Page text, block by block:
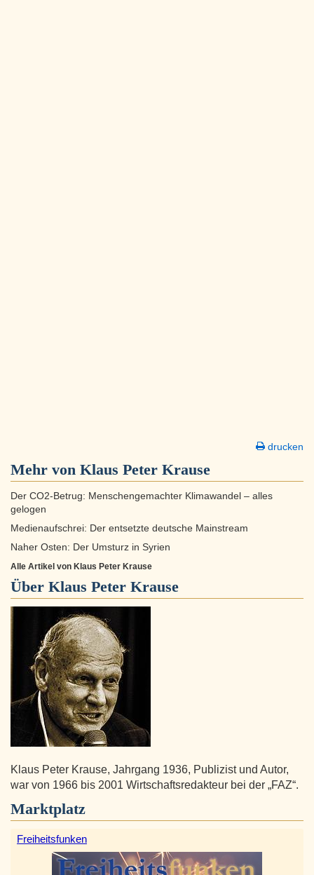
drucken
Mehr von Klaus Peter Krause
Der CO2-Betrug: Menschengemachter Klimawandel – alles
gelogen
Medienaufschrei: Der entsetzte deutsche Mainstream
Naher Osten: Der Umsturz in Syrien
Alle Artikel von Klaus Peter Krause
Über Klaus Peter Krause
Klaus Peter Krause, Jahrgang 1936, Publizist und Autor,
war von 1966 bis 2001 Wirtschaftsredakteur bei der „FAZ“.
Marktplatz
Freiheitsfunken